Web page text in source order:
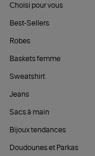
Choisi pour vous
Best-Sellers
Robes
Baskets femme
Sweatshirt
Jeans
Sacs à main
Bijoux tendances
Doudounes et Parkas